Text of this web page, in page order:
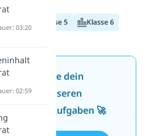
Klasse 5 Klasse 6
neu: Teste dein
mit unseren
Aufgaben 🚀
03:20
02:59